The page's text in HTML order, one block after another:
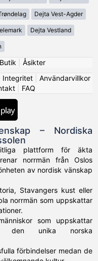
Dejta Vest-Agder
Dejta Vestland
Butik
Åsikter
Integritet| Användarvillkor
| FAQ
– Nordiska
plattform för äkta
norrmän från Oslos
av nordisk vänskap
Stavangers kust eller
norrmän som uppskattar
som uppskattar
den unika norska
förbindelser medan de